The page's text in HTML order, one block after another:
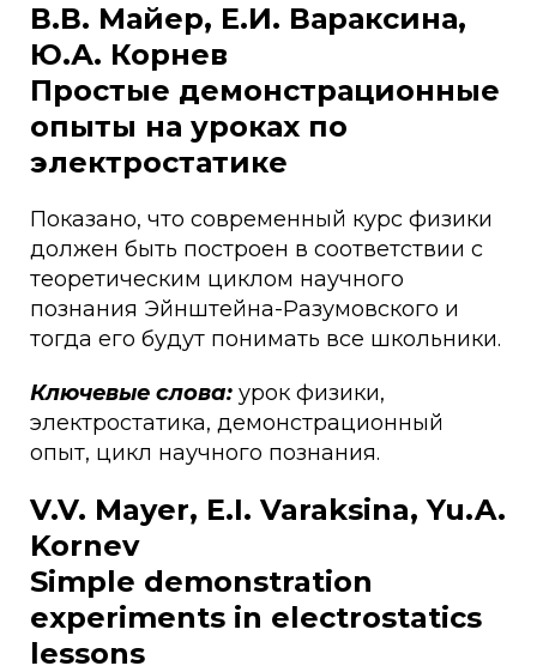
В.В. Майер, Е.И. Вараксина,
Ю.А. Корнев
Простые демонстрационные
опыты на уроках по
электростатике
Показано, что современный курс физики
должен быть построен в соответствии с
теоретическим циклом научного
познания Эйнштейна-Разумовского и
тогда его будут понимать все школьники.
Ключевые слова: урок физики,
электростатика, демонстрационный
опыт, цикл научного познания.
V.V. Mayer, E.I. Varaksina, Yu.A.
Kornev
Simple demonstration
experiments in electrostatics
lessons